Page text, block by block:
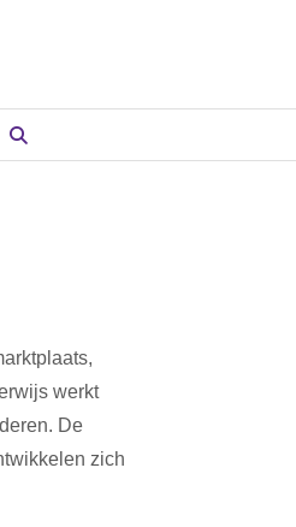
werkt
De
zich